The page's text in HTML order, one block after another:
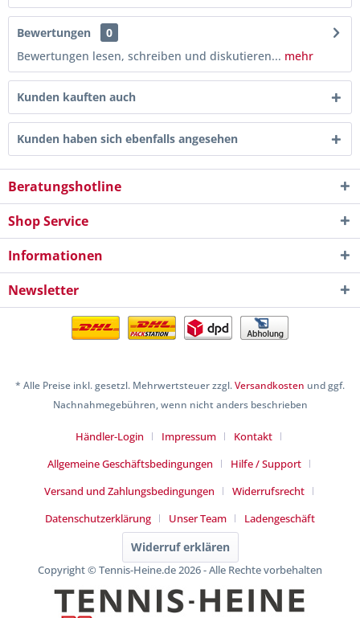
Bewertungen
0
Bewertungen lesen, schreiben und diskutieren... mehr
Kunden kauften auch
Kunden haben sich ebenfalls angesehen
Beratungshotline
Shop Service
Informationen
Newsletter
* Alle Preise inkl. gesetzl. Mehrwertsteuer zzgl.Versandkosten und ggf.
Nachnahmegebühren, wenn nicht anders beschrieben
Händler-Login Impressum
Kontakt
Allgemeine Geschäftsbedingungen
Hilfe / Support
Versand und Zahlungsbedingungen
Widerrufsrecht
Datenschutzerklärung
Unser Team Ladengeschäft
Widerruf erklären
Copyright © Tennis-Heine.de 2026 - Alle Rechte vorbehalten